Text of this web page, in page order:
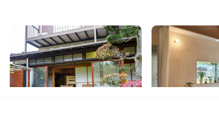
小田原D邸
神奈川県 戸建て
【駅徒歩9分】趣向を凝らした庭と広縁が旅
館風の家
この家からの距離 11km
小田原F邸
神奈川県 ゲストハウス
【まるっと貸切専用
海を楽しむ貸切2LDK
この家からの距離 12km